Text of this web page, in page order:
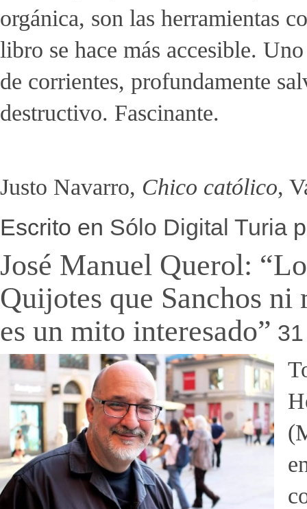
orgánica, son las herramientas
libro se hace más accesible.
de corrientes, profundamente
destructivo. Fascinante.
Justo Navarro, Chico católico,
Escrito en Sólo Digital Turia
José Manuel Querol:
Quijotes que Sanchos ni
es un mito interesado”